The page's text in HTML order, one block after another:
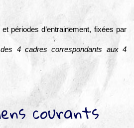
périodes d’entrainement, fixées par
4 cadres correspondants aux 4
courants